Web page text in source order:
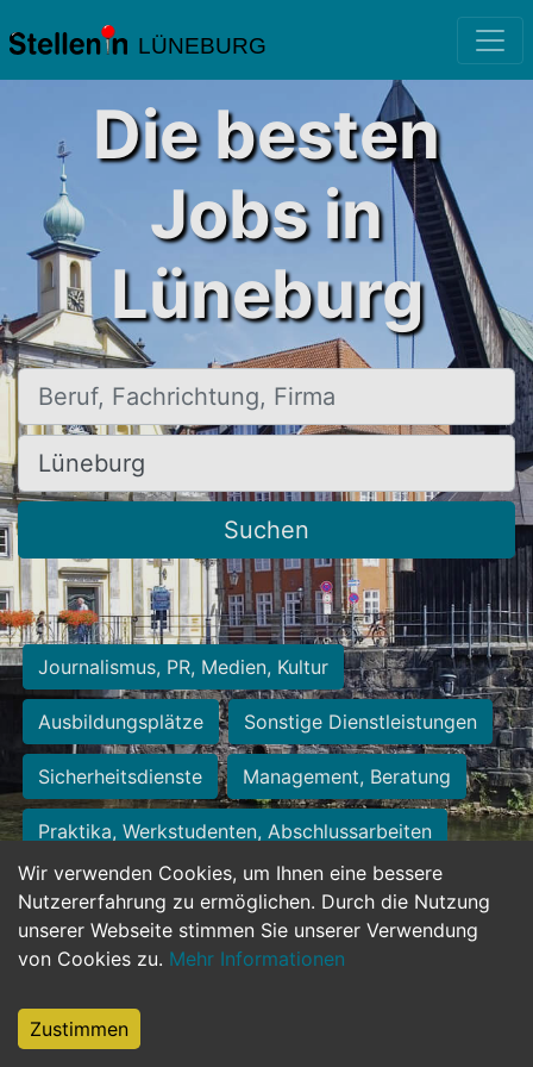
LÜNEBURG
Wir verwenden Cookies, um Ihnen eine bessere
Nutzererfahrung zu ermöglichen. Durch die Nutzung
unserer Webseite stimmen Sie unserer Verwendung
von Cookies zu. Mehr Informationen
Zustimmen
Die besten
Jobs in
Lüneburg
Beruf, Fachrichtung, Firma
Ort, Stadt
Suchen
Journalismus, PR, Medien, Kultur
Ausbildungsplätze Sonstige Dienstleistungen
Sicherheitsdienste Management, Beratung
Praktika, Werkstudenten, Abschlussarbeiten
Personalwesen Assistenz, Sekretariat
Hilfskräfte, Aushilfs- und Nebenjobs
Weiterbildung, Studium, duale Ausbildung